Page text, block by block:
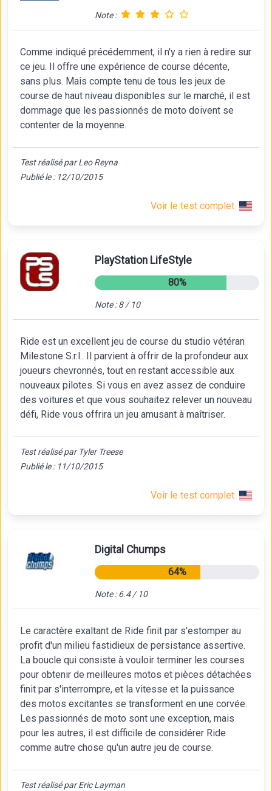
Note :
Comme indiqué précédemment, il n'y a rien à redire sur
ce jeu. Il offre une expérience de course décente,
sans plus. Mais compte tenu de tous les jeux de
course de haut niveau disponibles sur le marché, il est
dommage que les passionnés de moto doivent se
contenter de la moyenne.
Test réalisé par Leo Reyna
Publié le : 12/10/2015
Voir le test complet
PlayStation LifeStyle
80%
Note : 8 / 10
Ride est un excellent jeu de course du studio vétéran
Milestone S.r.l.. Il parvient à offrir de la profondeur aux
joueurs chevronnés, tout en restant accessible aux
nouveaux pilotes. Si vous en avez assez de conduire
des voitures et que vous souhaitez relever un nouveau
défi, Ride vous offrira un jeu amusant à maîtriser.
Test réalisé par Tyler Treese
Publié le : 11/10/2015
Voir le test complet
Digital Chumps
64%
Note : 6.4 / 10
Le caractère exaltant de Ride finit par s'estomper au
profit d'un milieu fastidieux de persistance assertive.
La boucle qui consiste à vouloir terminer les courses
pour obtenir de meilleures motos et pièces détachées
finit par s'interrompre, et la vitesse et la puissance
des motos excitantes se transforment en une corvée.
Les passionnés de moto sont une exception, mais
pour les autres, il est difficile de considérer Ride
comme autre chose qu'un autre jeu de course.
Test réalisé par Eric Layman